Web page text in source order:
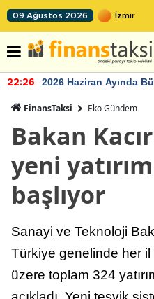
09 Ağustos 2026
22:26 2026 Haziran Ayında
FinansTaksi Eko Gündem
Bakan
yeni
başlıyor
Sanayi ve Teknoloji
Türkiye genelinde her il
üzere toplam 324